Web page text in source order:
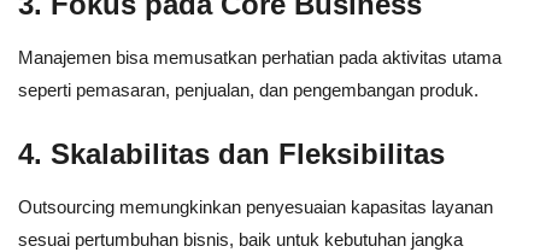
Manajemen bisa memusatkan perhatian pada aktivitas utama
seperti pemasaran, penjualan, dan pengembangan produk.
4. Skalabilitas dan Fleksibilitas
Outsourcing memungkinkan penyesuaian kapasitas layanan
sesuai pertumbuhan bisnis, baik untuk kebutuhan jangka